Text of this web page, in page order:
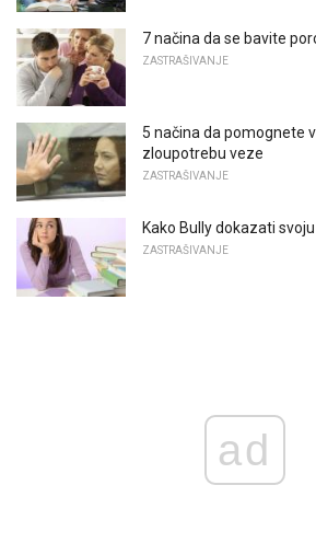
7 načina da se bavite
ZASTRAŠIVANJE
5 načina da pomognete
zloupotrebu veze
ZASTRAŠIVANJE
Kako Bully dokazati
ZASTRAŠIVANJE
ad